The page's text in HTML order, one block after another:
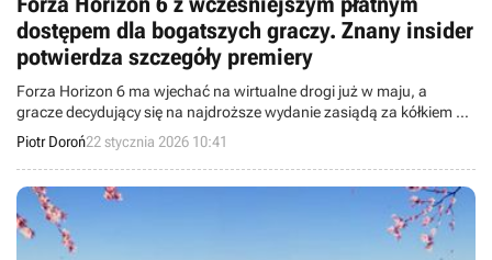
dostępem dla bogatszych graczy. Znany insider
potwierdza szczegóły premiery
Forza Horizon 6 ma wjechać na wirtualne drogi już w maju, a
gracze decydujący się na najdroższe wydanie zasiądą za kółkiem o
cztery dni szybciej od reszty.
Piotr Doroń22 stycznia 2026 10:41